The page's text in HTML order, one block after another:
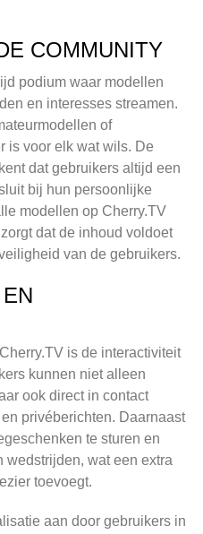
COMMUNITY
podium waar modellen
en interesses streamen.
of
is voor elk wat wils. De
dat gebruikers altijd een
bij hun persoonlijke
modellen op Cherry.TV
dat de inhoud voldoet
van de gebruikers.
is de interactiviteit
kunnen niet alleen
ook direct in contact
privéberichten. Daarnaast
te sturen en
wedstrijden, wat een extra
toevoegt.
aan door gebruikers in